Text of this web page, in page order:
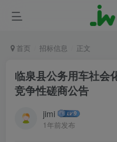
首页 招标信息 正文
临泉县公务用车社会
竞争性磋商公告
jimi
1年前发布